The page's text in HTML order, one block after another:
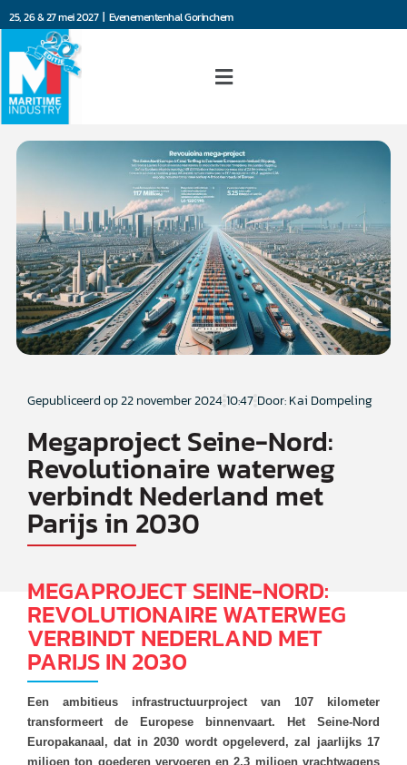
25, 26 & 27 mei 2027 | Evenementenhal Gorinchem
Gepubliceerd op22 november 202410:47 Door: Kai Dompeling
Megaproject Seine-Nord:
Revolutionaire waterweg
verbindt Nederland met
Parijs in 2030
MEGAPROJECT SEINE-NORD:
REVOLUTIONAIRE WATERWEG
VERBINDT NEDERLAND MET
PARIJS IN 2030
Een ambitieus infrastructuurproject van 107 kilometer
transformeert de Europese binnenvaart. Het Seine-Nord
Europakanaal, dat in 2030 wordt opgeleverd, zal jaarlijks 17
miljoen ton goederen vervoeren en 2,3 miljoen vrachtwagens